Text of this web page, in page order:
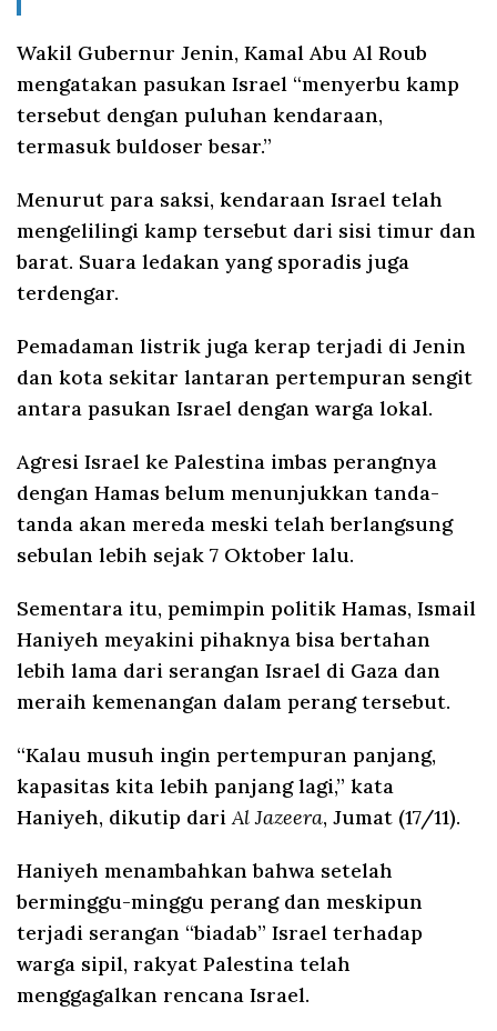
Wakil Gubernur Jenin, Kamal Abu Al Roub
mengatakan pasukan Israel “menyerbu kamp
tersebut dengan puluhan kendaraan,
termasuk buldoser besar.”
Menurut para saksi, kendaraan Israel telah
mengelilingi kamp tersebut dari sisi timur dan
barat. Suara ledakan yang sporadis juga
terdengar.
Pemadaman listrik juga kerap terjadi di Jenin
dan kota sekitar lantaran pertempuran sengit
antara pasukan Israel dengan warga lokal.
Agresi Israel ke Palestina imbas perangnya
dengan Hamas belum menunjukkan tanda-
tanda akan mereda meski telah berlangsung
sebulan lebih sejak 7 Oktober lalu.
Sementara itu, pemimpin politik Hamas, Ismail
Haniyeh meyakini pihaknya bisa bertahan
lebih lama dari serangan Israel di Gaza dan
meraih kemenangan dalam perang tersebut.
“Kalau musuh ingin pertempuran panjang,
kapasitas kita lebih panjang lagi,” kata
Haniyeh, dikutip dariAl Jazeera, Jumat (17/11).
Haniyeh menambahkan bahwa setelah
berminggu-minggu perang dan meskipun
terjadi serangan “biadab” Israel terhadap
warga sipil, rakyat Palestina telah
menggagalkan rencana Israel.